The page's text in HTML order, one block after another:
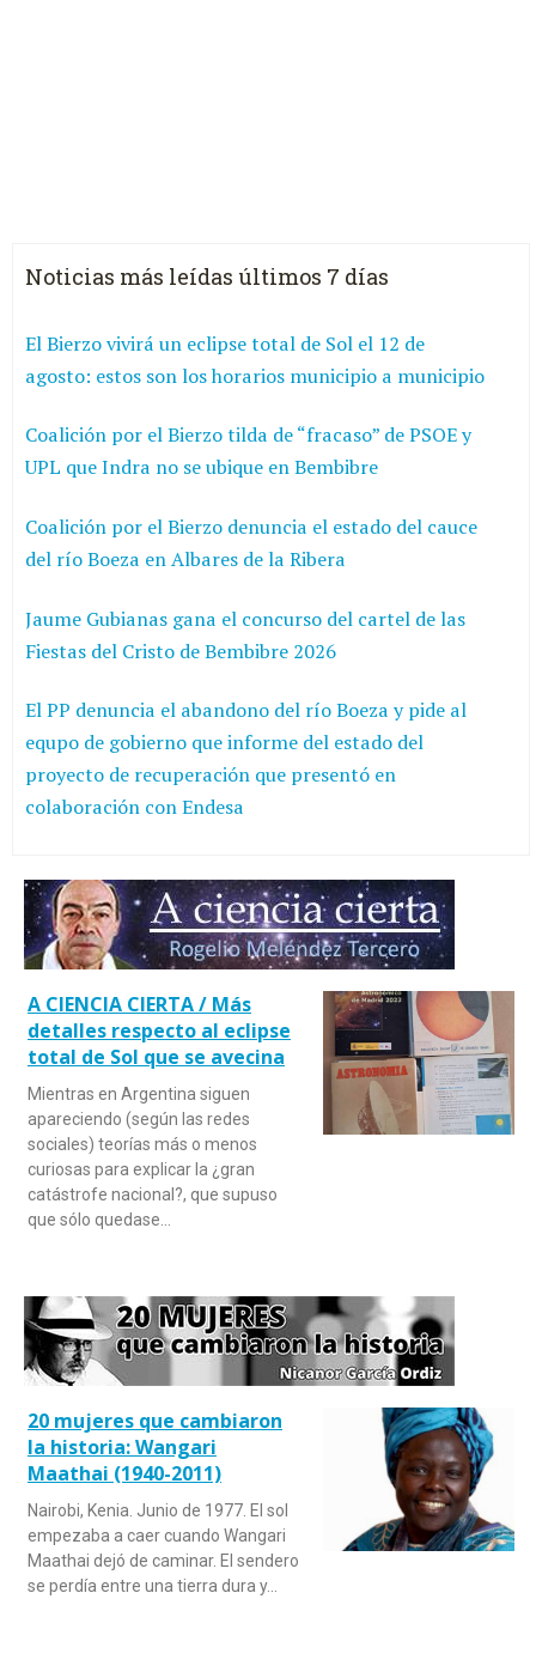
Noticias más leídas últimos 7 días
El Bierzo vivirá un eclipse total de Sol el 12 de
agosto: estos son los horarios municipio a municipio
Coalición por el Bierzo tilda de “fracaso” de PSOE y
UPL que Indra no se ubique en Bembibre
Coalición por el Bierzo denuncia el estado del cauce
del río Boeza en Albares de la Ribera
Jaume Gubianas gana el concurso del cartel de las
Fiestas del Cristo de Bembibre 2026
El PP denuncia el abandono del río Boeza y pide al
equpo de gobierno que informe del estado del
proyecto de recuperación que presentó en
colaboración con Endesa
A CIENCIA CIERTA / Más
detalles respecto al eclipse
total de Sol que se avecina
Mientras en Argentina siguen
apareciendo (según las redes
sociales) teorías más o menos
curiosas para explicar la ¿gran
catástrofe nacional?, que supuso
que sólo quedase…
20 mujeres que cambiaron
la historia: Wangari
Maathai (1940-2011)
Nairobi, Kenia. Junio de 1977. El sol
empezaba a caer cuando Wangari
Maathai dejó de caminar. El sendero
se perdía entre una tierra dura y…